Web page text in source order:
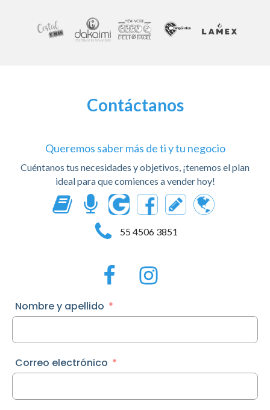
Contáctanos
Queremos saber más de ti y tu negocio
Cuéntanos tus necesidades y objetivos, ¡tenemos el plan
ideal para que comiences a vender hoy!
55 4506 3851
Nombre y apellido
Correo electrónico